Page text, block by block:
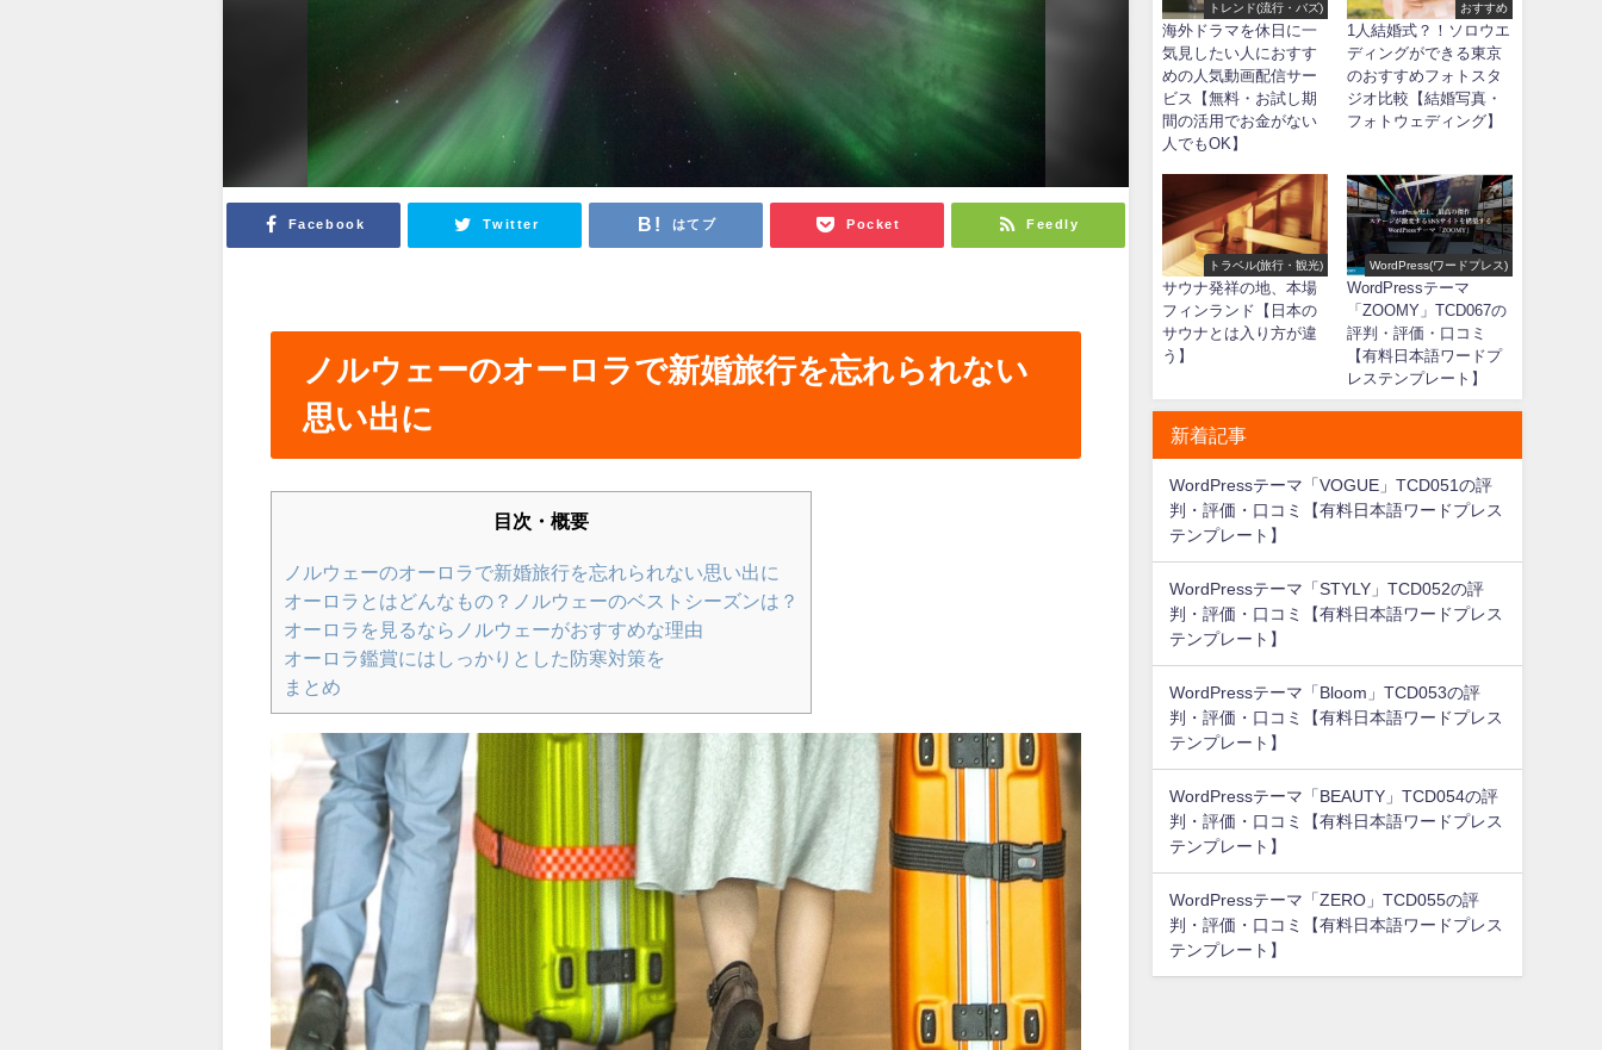
Facebook Twitter はてブ Pocket Feedly
ノルウェーのオーロラで新婚旅行を忘れられない
思い出に
目次・概要
ノルウェーのオーロラで新婚旅行を忘れられない思い出に
オーロラとはどんなもの？ノルウェーのベストシーズンは？
オーロラを見るならノルウェーがおすすめな理由
オーロラ鑑賞にはしっかりとした防寒対策を
まとめ
トレンド(流行・バズ)
海外ドラマを休日に一
気見したい人におすす
めの人気動画配信サー
ビス【無料・お試し期
間の活用でお金がない
人でもOK】
おすすめ
1人結婚式？！ソロウエ
ディングができる東京
のおすすめフォトスタ
ジオ比較【結婚写真・
フォトウェディング】
トラベル(旅行・観光)
サウナ発祥の地、本場
フィンランド【日本の
サウナとは入り方が違
う】
WordPress(ワードプレス)
WordPressテーマ
「ZOOMY」TCD067の
評判・評価・口コミ
【有料日本語ワードプ
レステンプレート】
新着記事
WordPressテーマ「VOGUE」TCD051の評
判・評価・口コミ【有料日本語ワードプレス
テンプレート】
WordPressテーマ「STYLY」TCD052の評
判・評価・口コミ【有料日本語ワードプレス
テンプレート】
WordPressテーマ「Bloom」TCD053の評
判・評価・口コミ【有料日本語ワードプレス
テンプレート】
WordPressテーマ「BEAUTY」TCD054の評
判・評価・口コミ【有料日本語ワードプレス
テンプレート】
WordPressテーマ「ZERO」TCD055の評
判・評価・口コミ【有料日本語ワードプレス
テンプレート】